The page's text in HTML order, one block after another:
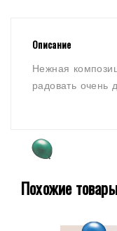
Описание
Нежная
радовать очень
Похожие